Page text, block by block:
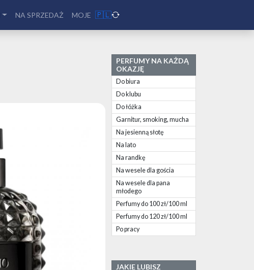
NA SPRZEDAŻ MOJE 🇵🇱
PERFUMY NA KAŻDĄ
OKAZJĘ
Do biura
Do klubu
Do łóżka
Garnitur, smoking, mucha
Na jesienną słotę
Na lato
Na randkę
Na wesele dla gościa
Na wesele dla pana
młodego
Perfumy do 100 zł/100 ml
Perfumy do 120 zł/100 ml
Po pracy
JAKIE LUBISZ